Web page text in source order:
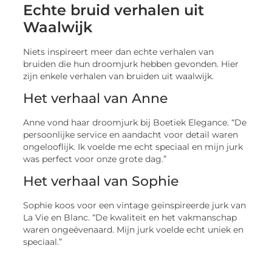
Echte bruid verhalen uit
Waalwijk
Niets inspireert meer dan echte verhalen van
bruiden die hun droomjurk hebben gevonden. Hier
zijn enkele verhalen van bruiden uit waalwijk.
Het verhaal van Anne
Anne vond haar droomjurk bij Boetiek Elegance. “De
persoonlijke service en aandacht voor detail waren
ongelooflijk. Ik voelde me echt speciaal en mijn jurk
was perfect voor onze grote dag.”
Het verhaal van Sophie
Sophie koos voor een vintage geïnspireerde jurk van
La Vie en Blanc. “De kwaliteit en het vakmanschap
waren ongeëvenaard. Mijn jurk voelde echt uniek en
speciaal.”